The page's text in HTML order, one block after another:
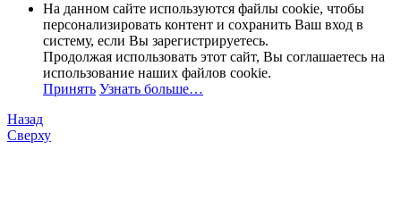
На данном сайте используются файлы cookie, чтобы
персонализировать контент и сохранить Ваш вход в
систему, если Вы зарегистрируетесь.
Продолжая использовать этот сайт, Вы соглашаетесь на
использование наших файлов cookie.
Принять Узнать больше…
Назад
Сверху